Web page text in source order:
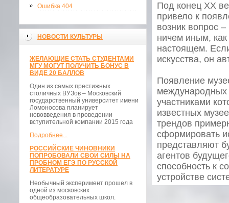
Ошибка 404
НОВОСТИ КУЛЬТУРЫ
ЖЕЛАЮЩИЕ СТАТЬ СТУДЕНТАМИ
МГУ МОГУТ ПОЛУЧИТЬ БОНУС В
ВИДЕ 20 БАЛЛОВ
Один из самых престижных
столичных ВУЗов – Московский
государственный университет имени
Ломоносова планирует
нововведения в проведении
вступительной компании 2015 года
Подробнее...
РОССИЙСКИЕ ЧИНОВНИКИ
ПОПРОБОВАЛИ СВОИ СИЛЫ НА
ПРОБНОМ ЕГЭ ПО РУССКОЙ
ЛИТЕРАТУРЕ
Необычный эксперимент прошел в
одной из московских
общеобразовательных школ.
Под конец ХХ
привело к
возник вопрос
ничем иным,
настоящем.
искусства, он
Появление
международных
участниками
известных
трендов
сформировать
представляют
агентов
способность к
устройстве